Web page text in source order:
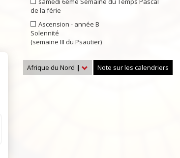
de la férie
Ascension - année B
Solennité
(semaine III du Psautier)
Afrique du Nord | Note sur les calendriers